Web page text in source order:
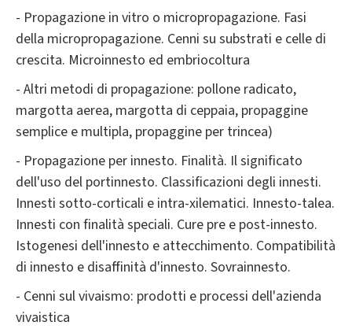
- Propagazione in vitro o micropropagazione. Fasi
della micropropagazione. Cenni su substrati e celle di
crescita. Microinnesto ed embriocoltura
- Altri metodi di propagazione: pollone radicato,
margotta aerea, margotta di ceppaia, propaggine
semplice e multipla, propaggine per trincea)
- Propagazione per innesto. Finalità. Il significato
dell'uso del portinnesto. Classificazioni degli innesti.
Innesti sotto-corticali e intra-xilematici. Innesto-talea.
Innesti con finalità speciali. Cure pre e post-innesto.
Istogenesi dell'innesto e attecchimento. Compatibilità
di innesto e disaffinità d'innesto. Sovrainnesto.
- Cenni sul vivaismo: prodotti e processi dell'azienda
vivaistica